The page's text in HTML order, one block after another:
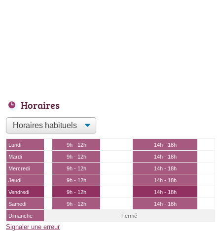
Horaires
Lundi 9h - 12h
14h - 18h
Mardi
9h - 12h
14h - 18h
Mercredi
9h - 12h
14h - 18h
Jeudi
9h - 12h
14h - 18h
Vendredi
9h - 12h
14h - 18h
Samedi
9h - 12h
14h - 18h
Dimanche
Fermé
Signaler une erreur